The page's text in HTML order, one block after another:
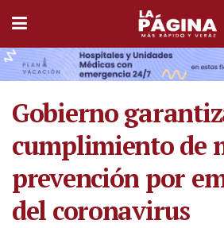
Gobierno
cumplimiento de
prevención por
del coronavirus